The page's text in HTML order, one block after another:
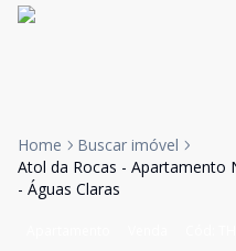
Home
Buscar imóvel
Atol da Rocas - Apartamento
- Águas Claras